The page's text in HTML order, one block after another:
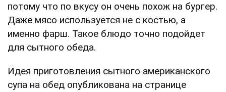
потому что по вкусу он очень похож на бургер.
Даже мясо используется не с костью, а
именно фарш. Такое блюдо точно подойдет
для сытного обеда.
Идея приготовления сытного американского
супа на обед опубликована на странице